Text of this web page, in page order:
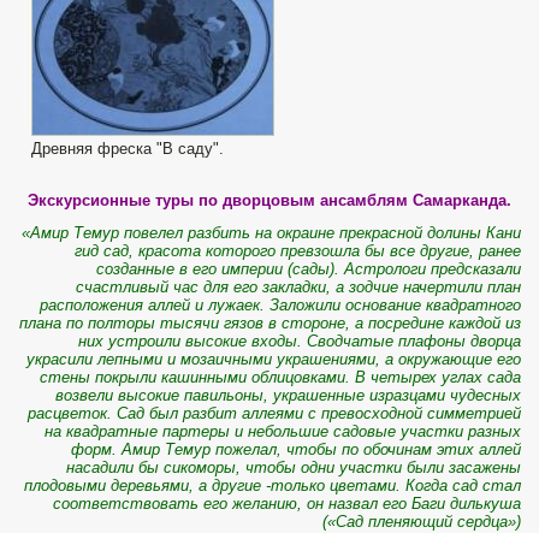
Древняя фреска "В саду".
Экскурсионные туры по дворцовым ансамблям Самарканда.
«Амир Темур повелел разбить на окраине прекрасной долины Кани
гид сад, красота которого превзошла бы все другие, ранее
созданные в его империи (сады). Астрологи предсказали
счастливый час для его закладки, а зодчие начертили план
расположения аллей и лужаек. Заложили основание квадратного
плана по полторы тысячи гязов в стороне, а посредине каждой из
них устроили высокие входы. Сводчатые плафоны дворца
украсили лепными и мозаичными украшениями, а окружающие его
стены покрыли кашинными облицовками. В четырех углах сада
возвели высокие павильоны, украшенные изразцами чудесных
расцветок. Сад был разбит аллеями с превосходной симметрией
на квадратные партеры и небольшие садовые участки разных
форм. Амир Темур пожелал, чтобы по обочинам этих аллей
насадили бы сикоморы, чтобы одни участки были засажены
плодовыми деревьями, а другие -только цветами. Когда сад стал
соответствовать его желанию, он назвал его Баги дилькуша
(«Сад пленяющий сердца»)